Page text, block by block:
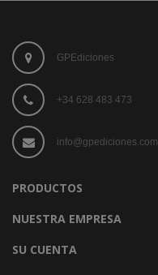
GPEdiciones
+34 628 483 473
info@gpediciones.com
PRODUCTOS
NUESTRA EMPRESA
SU CUENTA